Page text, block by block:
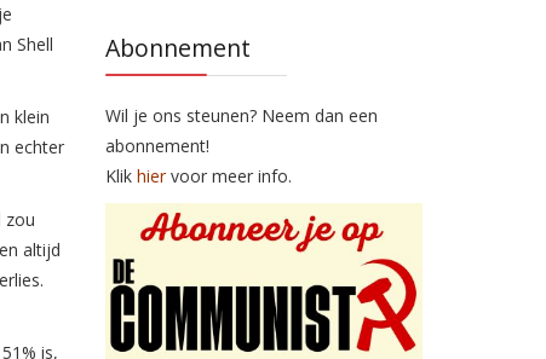
Shell
klein
echter
zou
altijd
is,
Abonnement
Wil je ons steunen? Neem dan een
abonnement!
Klik hiervoor meer info.